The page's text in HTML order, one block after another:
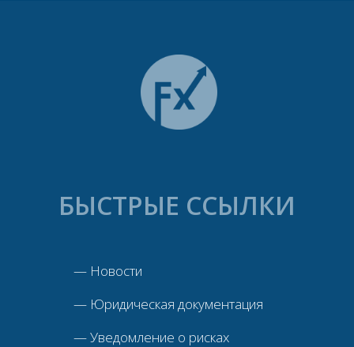
БЫСТРЫЕ ССЫЛКИ
— Новости
— Юридическая документация
—Уведомление о рисках